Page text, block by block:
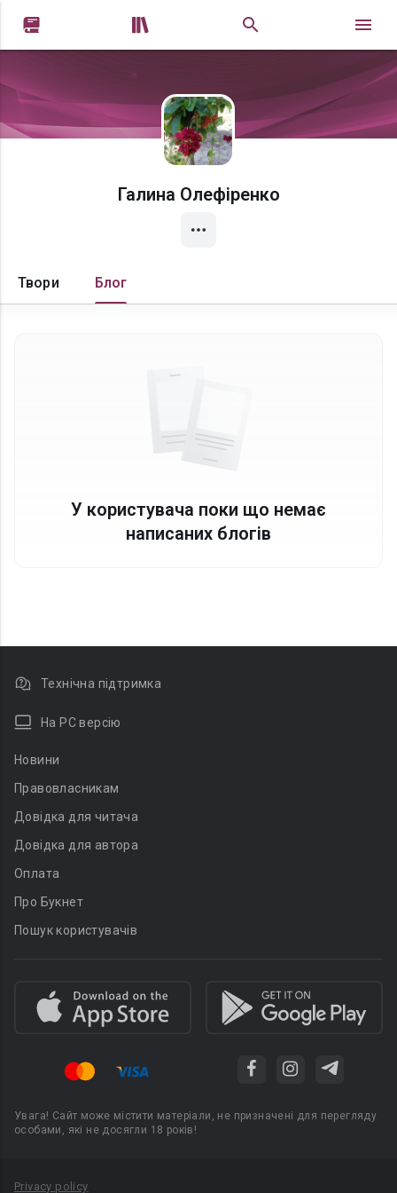
 
Галина Олефіренко
Твори Блог
У користувача поки що немає
написаних блогів
Технічна підтримка
На PC версію
Новини
Правовласникам
Довідка для читача
Довідка для автора
Оплата
Про Букнет
Пошук користувачів
Увага! Сайт може містити матеріали, не призначені для перегляду
особами, які не досягли 18 років!
Privacy policy